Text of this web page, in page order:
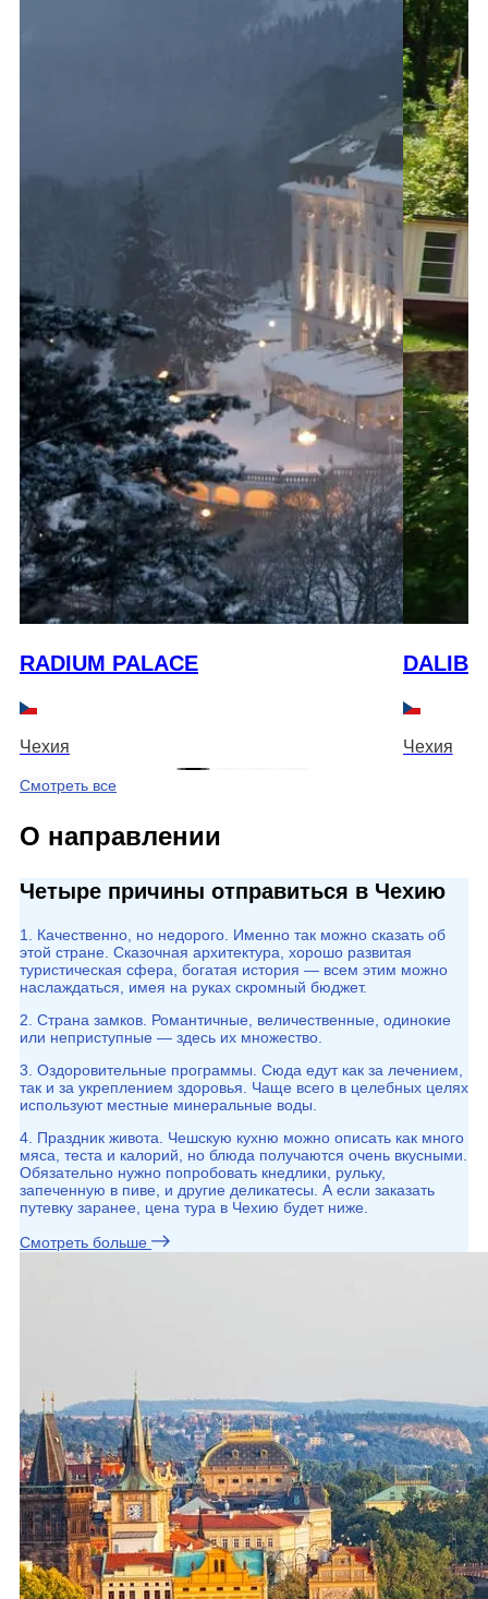
RADIUM PALACE
Чехия Чехия
Смотреть все
О направлении
Четыре причины отправиться в Чехию
1. Качественно, но недорого. Именно так можно сказать об
этой стране. Сказочная архитектура, хорошо развитая
туристическая сфера, богатая история — всем этим можно
наслаждаться, имея на руках скромный бюджет.
2. Страна замков. Романтичные, величественные, одинокие
или неприступные — здесь их множество.
3. Оздоровительные программы. Сюда едут как за лечением,
так и за укреплением здоровья. Чаще всего в целебных целях
используют местные минеральные воды.
4. Праздник живота. Чешскую кухню можно описать как много
мяса, теста и калорий, но блюда получаются очень вкусными.
Обязательно нужно попробовать кнедлики, рульку,
запеченную в пиве, и другие деликатесы. А если заказать
путевку заранее, цена тура в Чехию будет ниже.
Смотреть больше